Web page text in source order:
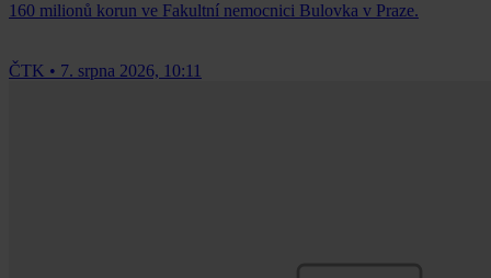
160 milionů korun ve Fakultní nemocnici Bulovka v Praze.
ČTK • 7. srpna 2026, 10:11